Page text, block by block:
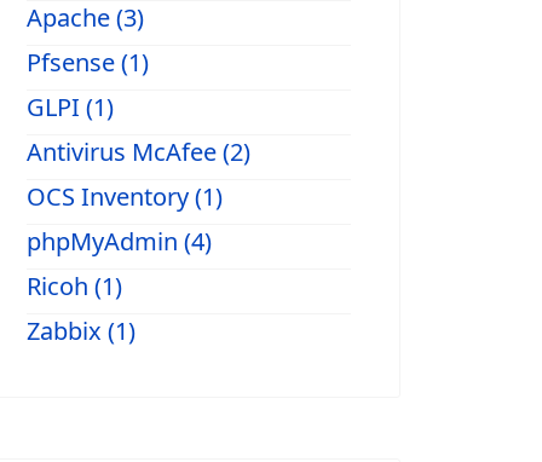
Apache (3)
Pfsense (1)
GLPI (1)
Antivirus McAfee (2)
OCS Inventory (1)
phpMyAdmin (4)
Ricoh (1)
Zabbix (1)